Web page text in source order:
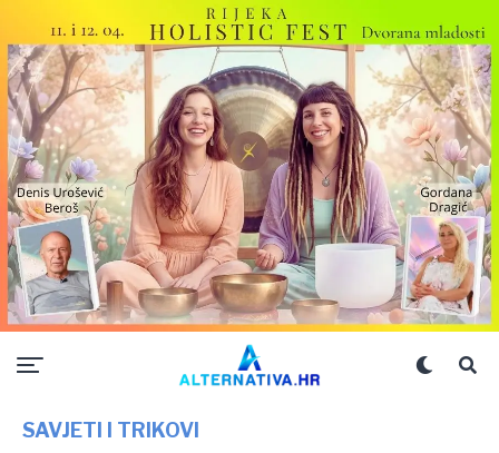
SAVJETI I TRIKOVI